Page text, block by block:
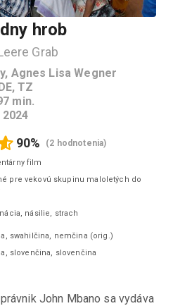
hrob
Grab
Agnes Lisa Wegner
,TZ
min.
2024
90% (2 hodnotenia)
film
pre vekovú skupinu maloletých do
násilie, strach
swahilčina, nemčina (orig.)
slovenčina, slovenčina
John Mbano sa vydáva